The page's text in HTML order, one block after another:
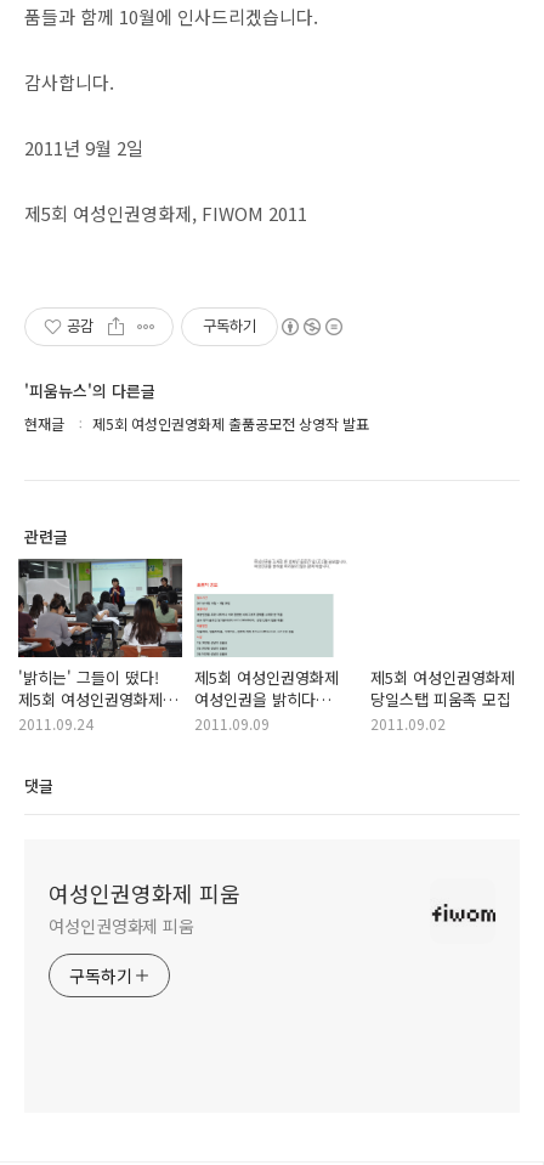
품들과 함께 10월에 인사드리겠습니다.
감사합니다.
2011년 9월 2일
제5회 여성인권영화제, FIWOM 2011
공감 구독하기
'피움뉴스'의 다른글
현재글 제5회 여성인권영화제 출품공모전 상영작 발표
관련글
'밝히는' 그들이 떴다!
제5회 여성인권영화제
자원활동가 전체OT 진행
2011.09.24
제5회 여성인권영화제
여성인권을 밝히다
슬로건 및 UCC공모전
2011.09.09
제5회 여성인권영화제
당일스탭 피움족 모집
2011.09.02
댓글
여성인권영화제 피움
여성인권영화제 피움
구독하기